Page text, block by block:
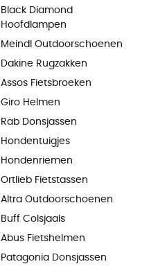
Black Diamond
Hoofdlampen
Meindl Outdoorschoenen
Dakine Rugzakken
Assos Fietsbroeken
Giro Helmen
Rab Donsjassen
Hondentuigjes
Hondenriemen
Ortlieb Fietstassen
Altra Outdoorschoenen
Buff Colsjaals
Abus Fietshelmen
Patagonia Donsjassen